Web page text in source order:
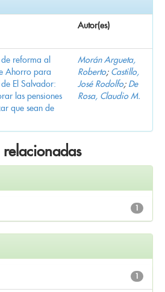
Autor(es)
reforma al
Ahorro para
El Salvador:
las pensiones
que sean de
Morán Argueta,
Roberto; Castillo,
José Rodolfo; De
Rosa, Claudio M.
1
1